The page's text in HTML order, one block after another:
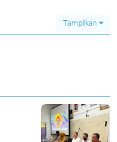
Tampilkan